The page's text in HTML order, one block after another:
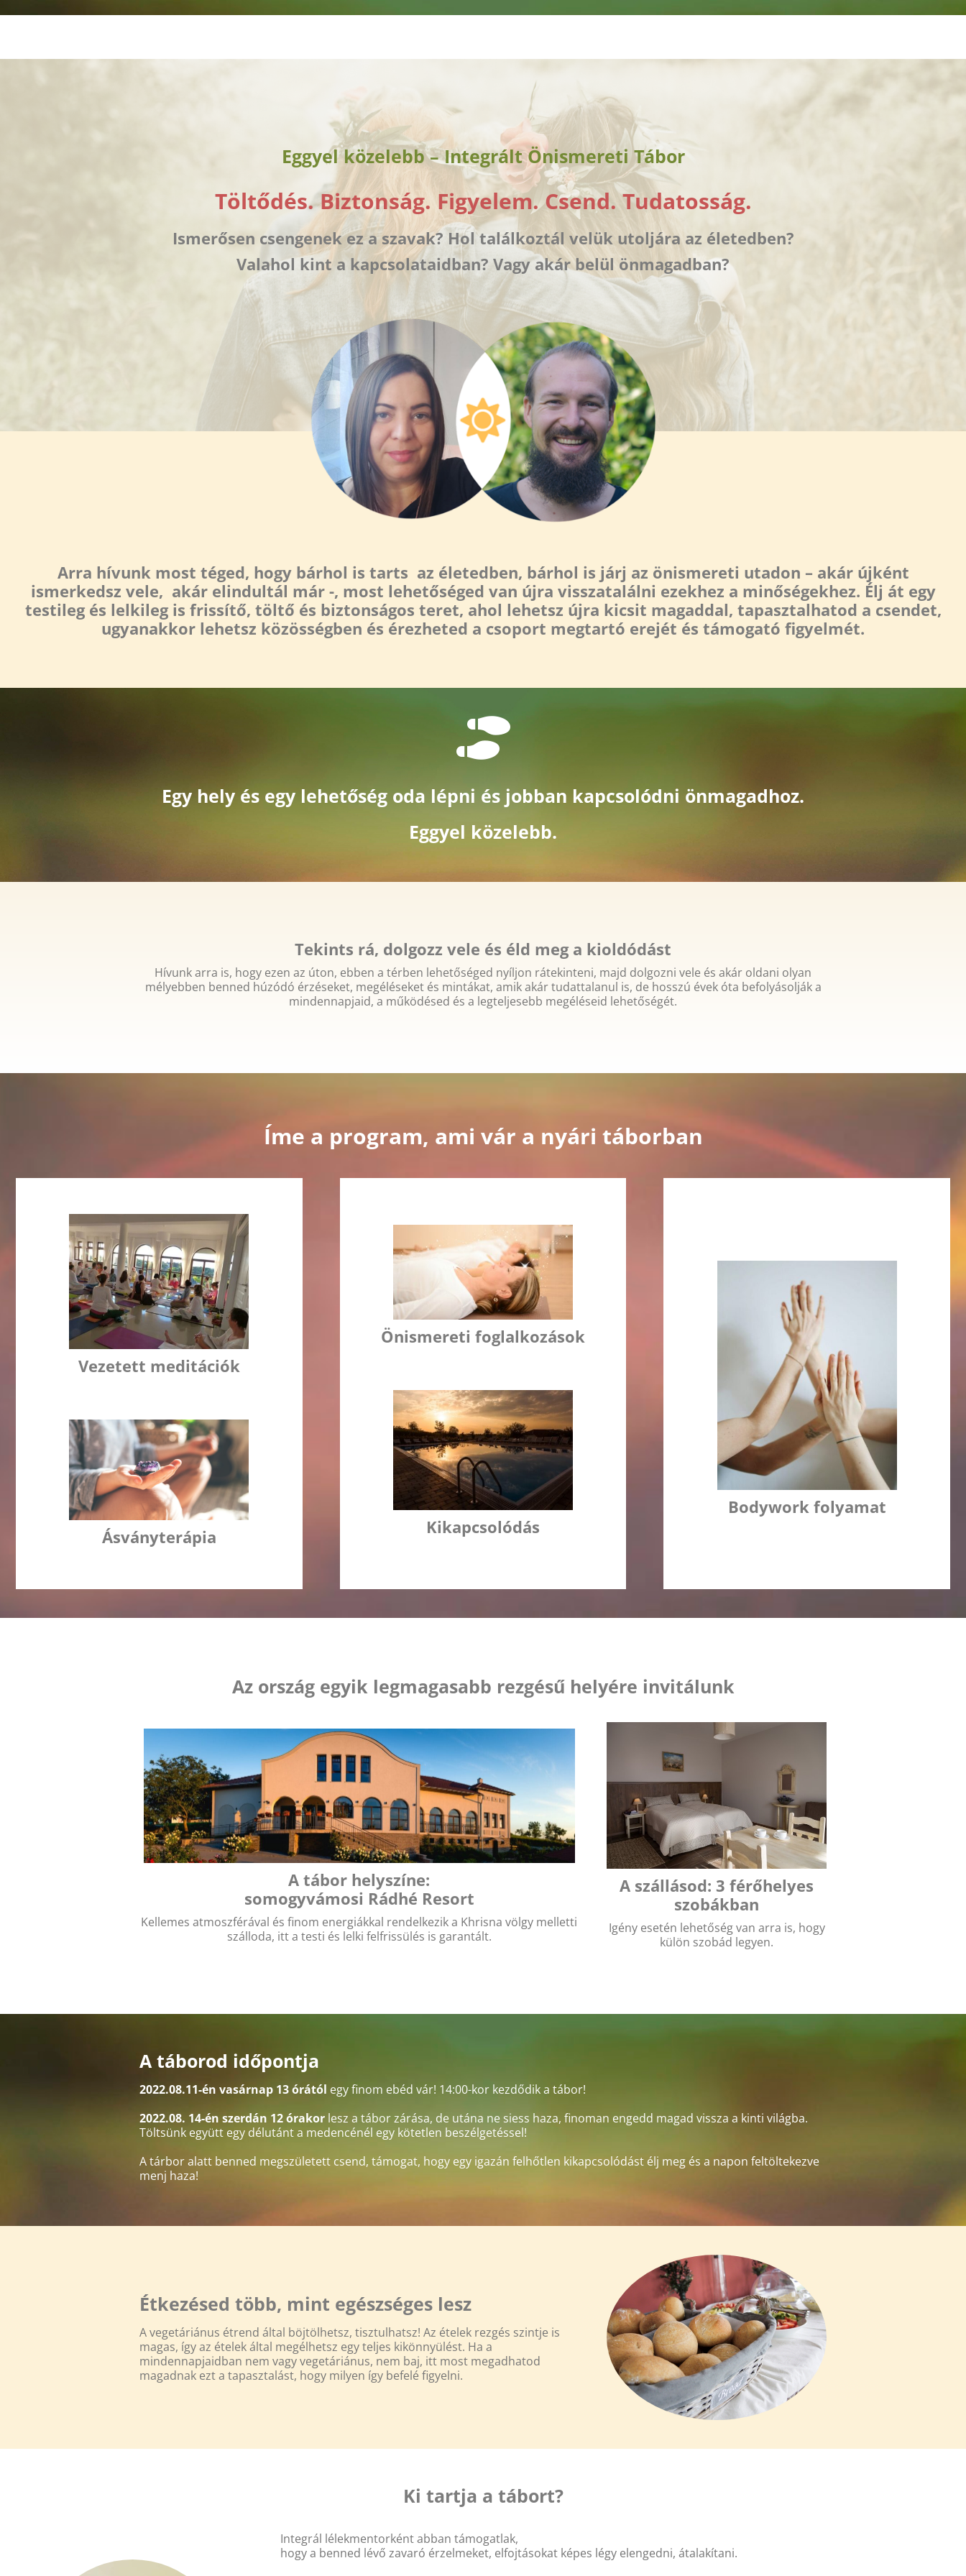
Eggyel közelebb – Integrált Önismereti Tábor
Töltődés. Biztonság. Figyelem. Csend. Tudatosság.
Ismerősen csengenek ez a szavak? Hol találkoztál velük utoljára az életedben?
Valahol kint a kapcsolataidban? Vagy akár belül önmagadban?
Arra hívunk most téged, hogy bárhol is tarts az életedben, bárhol is járj az önismereti utadon – akár újként
ismerkedsz vele, akár elindultál már -, most lehetőséged van újra visszatalálni ezekhez a minőségekhez. Élj át egy
testileg és lelkileg is frissítő, töltő és biztonságos teret, ahol lehetsz újra kicsit magaddal, tapasztalhatod a csendet,
ugyanakkor lehetsz közösségben és érezheted a csoport megtartó erejét és támogató figyelmét.
Egy hely és egy lehetőség oda lépni és jobban kapcsolódni önmagadhoz.
Eggyel közelebb.
Tekints rá, dolgozz vele és éld meg a kioldódást
Hívunk arra is, hogy ezen az úton, ebben a térben lehetőséged nyíljon rátekinteni, majd dolgozni vele és akár oldani olyan
mélyebben benned húzódó érzéseket, megéléseket és mintákat, amik akár tudattalanul is, de hosszú évek óta befolyásolják a
mindennapjaid, a működésed és a legteljesebb megéléseid lehetőségét.
Íme a program, ami vár a nyári táborban
Vezetett meditációk
Ásványterápia
Önismereti foglalkozások
Kikapcsolódás
Bodywork folyamat
Az ország egyik legmagasabb rezgésű helyére invitálunk
A tábor helyszíne:
somogyvámosi Rádhé Resort
Kellemes atmoszférával és finom energiákkal rendelkezik a Khrisna völgy melletti
szálloda, itt a testi és lelki felfrissülés is garantált.
A szállásod: 3 férőhelyes
szobákban
Igény esetén lehetőség van arra is, hogy
külön szobád legyen.
A táborod időpontja
2022.08.11-én vasárnap 13 órától egy finom ebéd vár! 14:00-kor kezdődik a tábor!
2022.08. 14-én szerdán 12 órakor lesz a tábor zárása, de utána ne siess haza, finoman engedd magad vissza a kinti világba.
Töltsünk együtt egy délutánt a medencénél egy kötetlen beszélgetéssel!
A tárbor alatt benned megszületett csend, támogat, hogy egy igazán felhőtlen kikapcsolódást élj meg és a napon feltöltekezve
menj haza!
Étkezésed több, mint egészséges lesz
A vegetáriánus étrend által böjtölhetsz, tisztulhatsz! Az ételek rezgés szintje is
magas, így az ételek által megélhetsz egy teljes kikönnyülést. Ha a
mindennapjaidban nem vagy vegetáriánus, nem baj, itt most megadhatod
magadnak ezt a tapasztalást, hogy milyen így befelé figyelni.
Ki tartja a tábort?
Integrál lélekmentorként abban támogatlak,
hogy a benned lévő zavaró érzelmeket, elfojtásokat képes légy elengedni, átalakítani.